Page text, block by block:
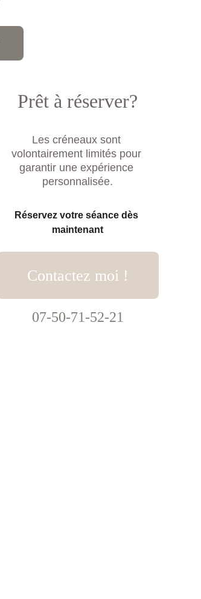
Contactez moi !
Prêt à réserver?
Les créneaux sont
volontairement limités pour
garantir une expérience
personnalisée.
Réservez votre séance dès
maintenant
07-50-71-52-21